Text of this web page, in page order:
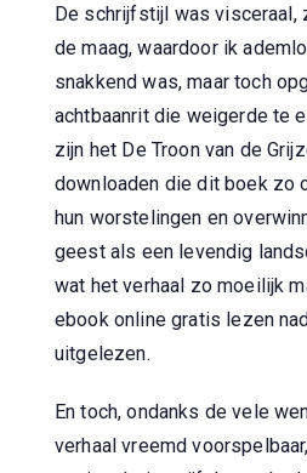
De schrijfstijl was visceraal,
de maag, waardoor ik
snakkend was, maar toch
achtbaanrit die weigerde te
zijn het De Troon van de
downloaden die dit boek zo
hun worstelingen en
geest als een levendig
wat het verhaal zo moeilijk
ebook online gratis lezen
uitgelezen.
En toch, ondanks de vele
verhaal vreemd